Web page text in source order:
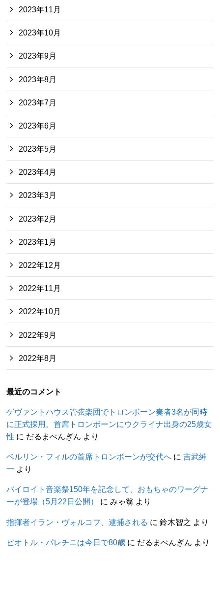
2023年11月
2023年10月
2023年9月
2023年8月
2023年7月
2023年6月
2023年5月
2023年4月
2023年3月
2023年2月
2023年1月
2022年12月
2022年11月
2022年10月
2022年9月
2022年8月
最近のコメント
ゲヴァントハウス管弦楽団でトロンボーン奏者3名が同時
に正式採用。首席トロンボーンにウクライナ出身の25歳女
性 に だるまぺんぎん より
ベルリン・フィルの首席トロンボーンが交代へ に吉武紳
一 より
バイロイト音楽祭150年を記念して、おもちゃのワーグナ
ーが登場（5月22日公開）
にみゃ翁 より
指揮者イラン・ヴォルコフ、逮捕される に鈴木智之 より
ピオトル・パレチニは今日で80歳 に だるまぺんぎん より